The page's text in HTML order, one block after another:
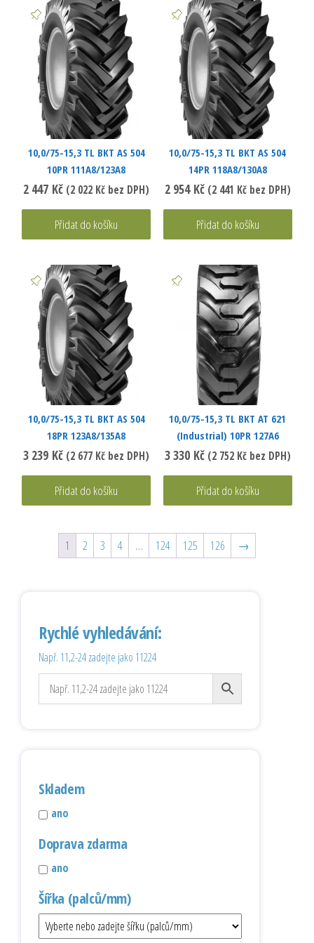
10,0/75-15,3 TL BKT AS 504
10PR 111A8/123A8
2 447 Kč (2 022 Kč bez DPH)
Přidat do košíku
10,0/75-15,3 TL BKT AS 504
14PR 118A8/130A8
2 954 Kč (2 441 Kčbez DPH)
Přidat do košíku
10,0/75-15,3 TL BKT AS 504
18PR 123A8/135A8
3 239 Kč (2 677 Kč bez DPH)
Přidat do košíku
10,0/75-15,3 TL BKT AT 621
(Industrial) 10PR 127A6
3 330 Kč (2 752 Kčbez DPH)
Přidat do košíku
1 2 3 4 … 124 125 126 →
Rychlé vyhledávání:
Např. 11,2-24 zadejte jako 11224
Skladem
ano
Doprava zdarma
ano
Šířka (palců/mm)